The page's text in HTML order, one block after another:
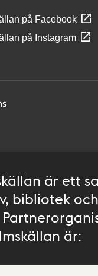
på Facebook
på Instagram
är ett
bibliotek
är: